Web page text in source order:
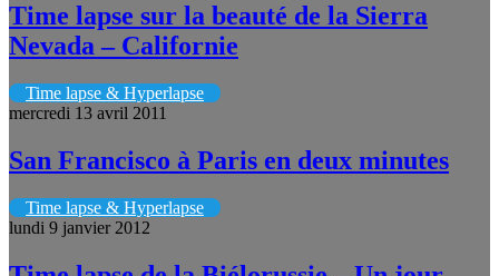
Time lapse sur la beauté de la Sierra
Nevada – Californie
Time lapse & Hyperlapse
mercredi 13 avril 2011
San Francisco à Paris en deux minutes
Time lapse & Hyperlapse
lundi 9 janvier 2012